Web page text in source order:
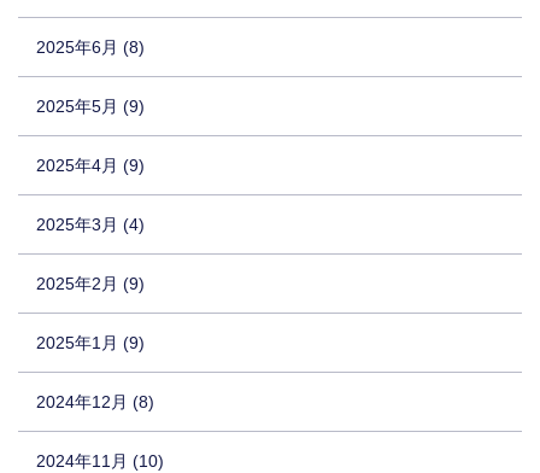
2025年6月 (8)
2025年5月 (9)
2025年4月 (9)
2025年3月 (4)
2025年2月 (9)
2025年1月 (9)
2024年12月 (8)
2024年11月 (10)